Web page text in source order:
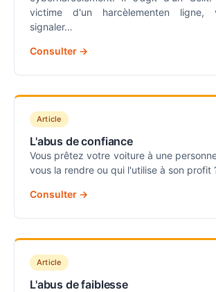
victime d'un harcèlementen ligne,
signaler…
Consulter →
Article
L'abus de confiance
Vous prêtez votre voiture à une
vous la rendre ou qui l'utilise à son profit
Consulter →
Article
L'abus de faiblesse